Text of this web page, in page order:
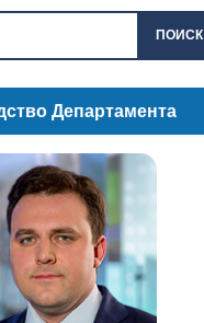
ПОИСК
Департамента